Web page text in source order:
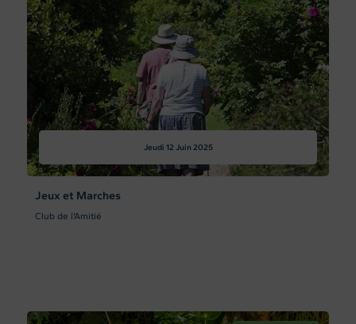
Jeudi 12 Juin 2025
Jeux et Marches
Club de l'Amitié